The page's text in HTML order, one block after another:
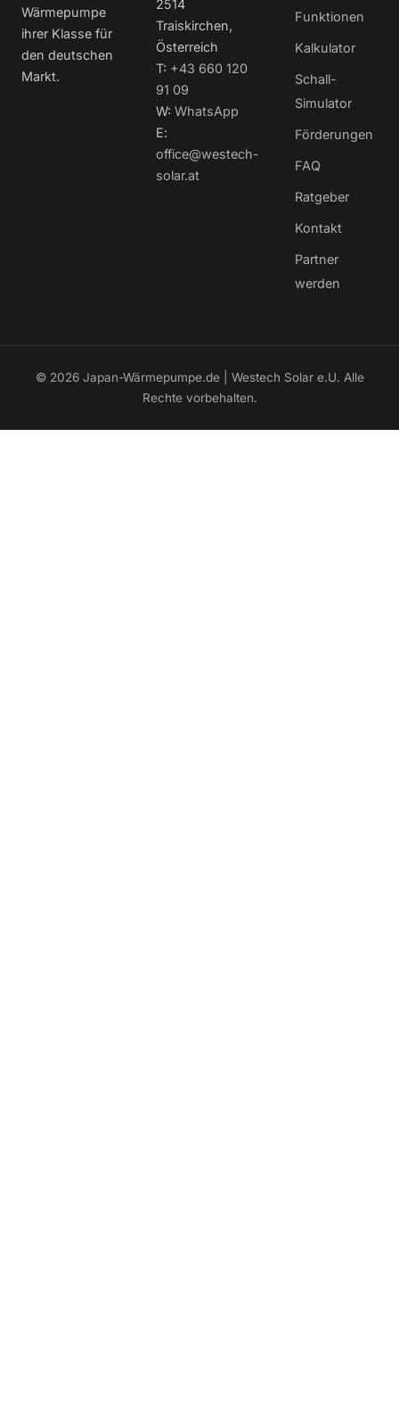
Wärmepumpe
ihrer Klasse für
den deutschen
Markt.
2514
Traiskirchen,
Österreich
T: +43 660 120
91 09
W: WhatsApp
E:
office@westech-
solar.at
Funktionen
Kalkulator
Schall-
Simulator
Förderungen
FAQ
Ratgeber
Kontakt
Partner
werden
© 2026 Japan-Wärmepumpe.de | Westech Solar e.U. Alle
Rechte vorbehalten.